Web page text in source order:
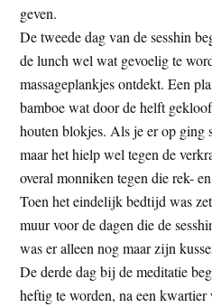
geven.
De tweede dag van de sesshin
de lunch wel wat gevoelig te
massageplankjes ontdekt. Een
bamboe wat door de helft
houten blokjes. Als je er op ging
maar het hielp wel tegen de
overal monniken tegen die rek-
Toen het eindelijk bedtijd was
muur voor de dagen die de
was er alleen nog maar zijn
De derde dag bij de meditatie
heftig te worden, na een kwartier